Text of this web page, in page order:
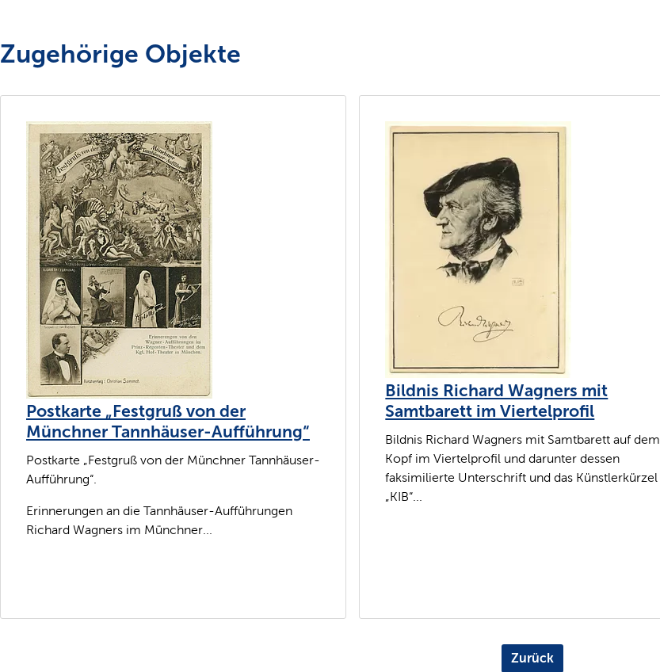
Zugehörige Objekte
Postkarte „Festgruß von der
Münchner Tannhäuser-Aufführung“
Postkarte „Festgruß von der Münchner Tannhäuser-
Aufführung“.
Erinnerungen an die Tannhäuser-Aufführungen
Richard Wagners im Münchner...
Bildnis Richard Wagners mit
Samtbarett im Viertelprofil
Bildnis Richard Wagners mit Samtbarett auf dem
Kopf im Viertelprofil und darunter dessen
faksimilierte Unterschrift und das Künstlerkürzel
„KIB“...
Zurück